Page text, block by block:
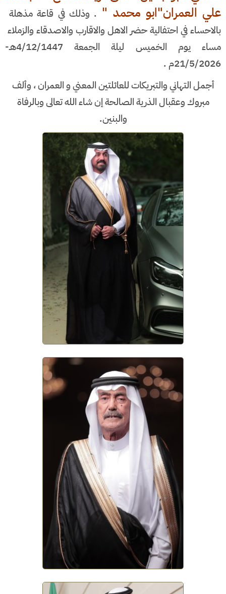
علي العمران"ابو محمد " . وذلك في قاعة مذهلة
بالاحساء في احتفالية حضر الاهل والاقارب والاصدقاء والزملاء
مساء يوم الخميس ليلة الجمعة 4/12/1447هـ-
21/5/2026م .
أجمل التهاني والتبريكات للعائلتين المعني و العمران ، وألف
مبروك وعقبال الذرية الصالحة إن شاء الله تعالى وبالرفاة
والبنين.